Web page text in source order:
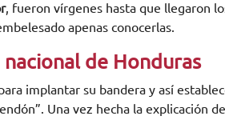
, fueron vírgenes hasta que llegaron
apenas conocerlas.
de Honduras
implantar su bandera y así
Una vez hecha la explicación